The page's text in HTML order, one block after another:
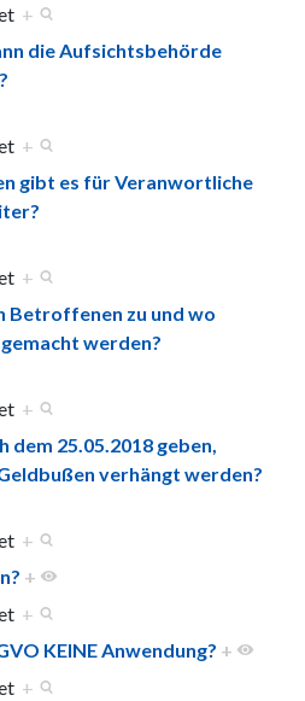
+
die Aufsichtsbehörde
+
gibt es für Veranwortliche
+
Betroffenen zu und wo
werden?
+
dem 25.05.2018 geben,
verhängt werden?
+
+
+
KEINE Anwendung? +
+